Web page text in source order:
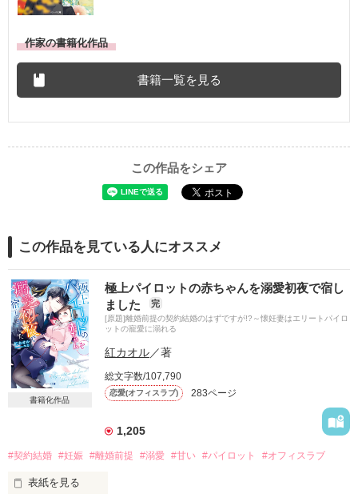
作家の書籍化作品
書籍一覧を見る
この作品をシェア
この作品を見ている人にオススメ
書籍化作品
極上パイロットの赤ちゃんを溺愛初夜で宿し
ました
完
[原題]離婚前提の契約結婚のはずですが!?～懐妊妻はエリートパイロ
ットの寵愛に溺れる
紅カオル／著
総文字数/107,790
恋愛(オフィスラブ) 283ページ
1,205
#契約結婚 #妊娠 #離婚前提 #溺愛 #甘い #パイロット #オフィスラブ
表紙を見る